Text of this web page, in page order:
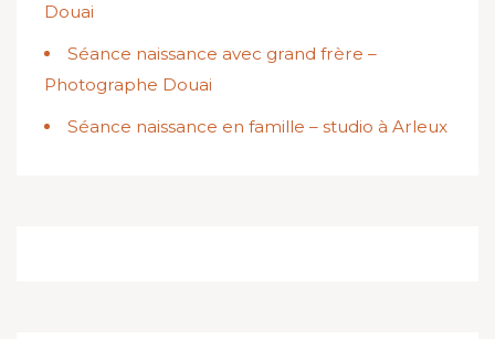
Douai
Séance naissance avec grand frère –
Photographe Douai
Séance naissance en famille – studio à Arleux